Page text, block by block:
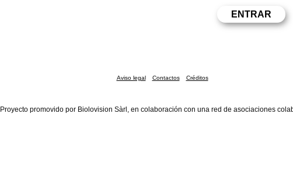
Aviso legal Contactos Créditos
Proyecto promovido por Biolovision Sàrl, en colaboración con una red de asociaciones